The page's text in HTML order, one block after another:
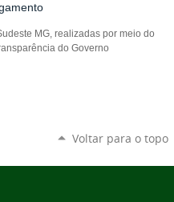
MG, realizadas por meio do
do Governo
Voltar para o topo